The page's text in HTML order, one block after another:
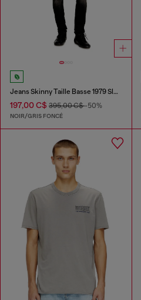
Jeans Skinny Taille Basse 1979 Sleenker
197,00 C$ 395,00 C$-50%
NOIR/GRIS FONCÉ